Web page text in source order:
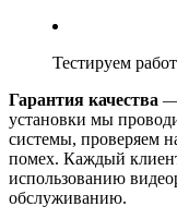
Тестируем
Гарантия качества —
установки мы
системы, проверяем
помех. Каждый
использованию
обслуживанию.